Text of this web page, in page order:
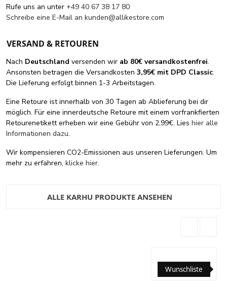
Rufe uns an unter +49 40 67 38 17 80
Schreibe eine E-Mail an kunden@allikestore.com
VERSAND & RETOUREN
Nach Deutschland versenden wir ab 80€ versandkostenfrei.
Ansonsten betragen die Versandkosten 3,95€ mit DPD Classic.
Die Lieferung erfolgt binnen 1-3 Arbeitstagen.
Eine Retoure ist innerhalb von 30 Tagen ab Ablieferung bei dir
möglich. Für eine innerdeutsche Retoure mit einem vorfrankfierten
Retourenetikett erheben wir eine Gebühr von 2,99€. Lies hier alle
Informationen dazu.
Wir kompensieren CO2-Emissionen aus unseren Lieferungen. Um
mehr zu erfahren, klicke hier.
ALLE KARHU PRODUKTE ANSEHEN
Wunschliste